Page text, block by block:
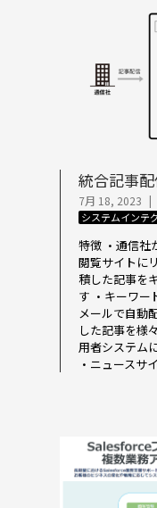
統合記事
7月 18, 2023 |
システムインテ
特徴 ・通信社
閲覧サイトに
積した記事を
す ・キーワー
メールで自動
した記事を様
用者システム
・ニュースサ